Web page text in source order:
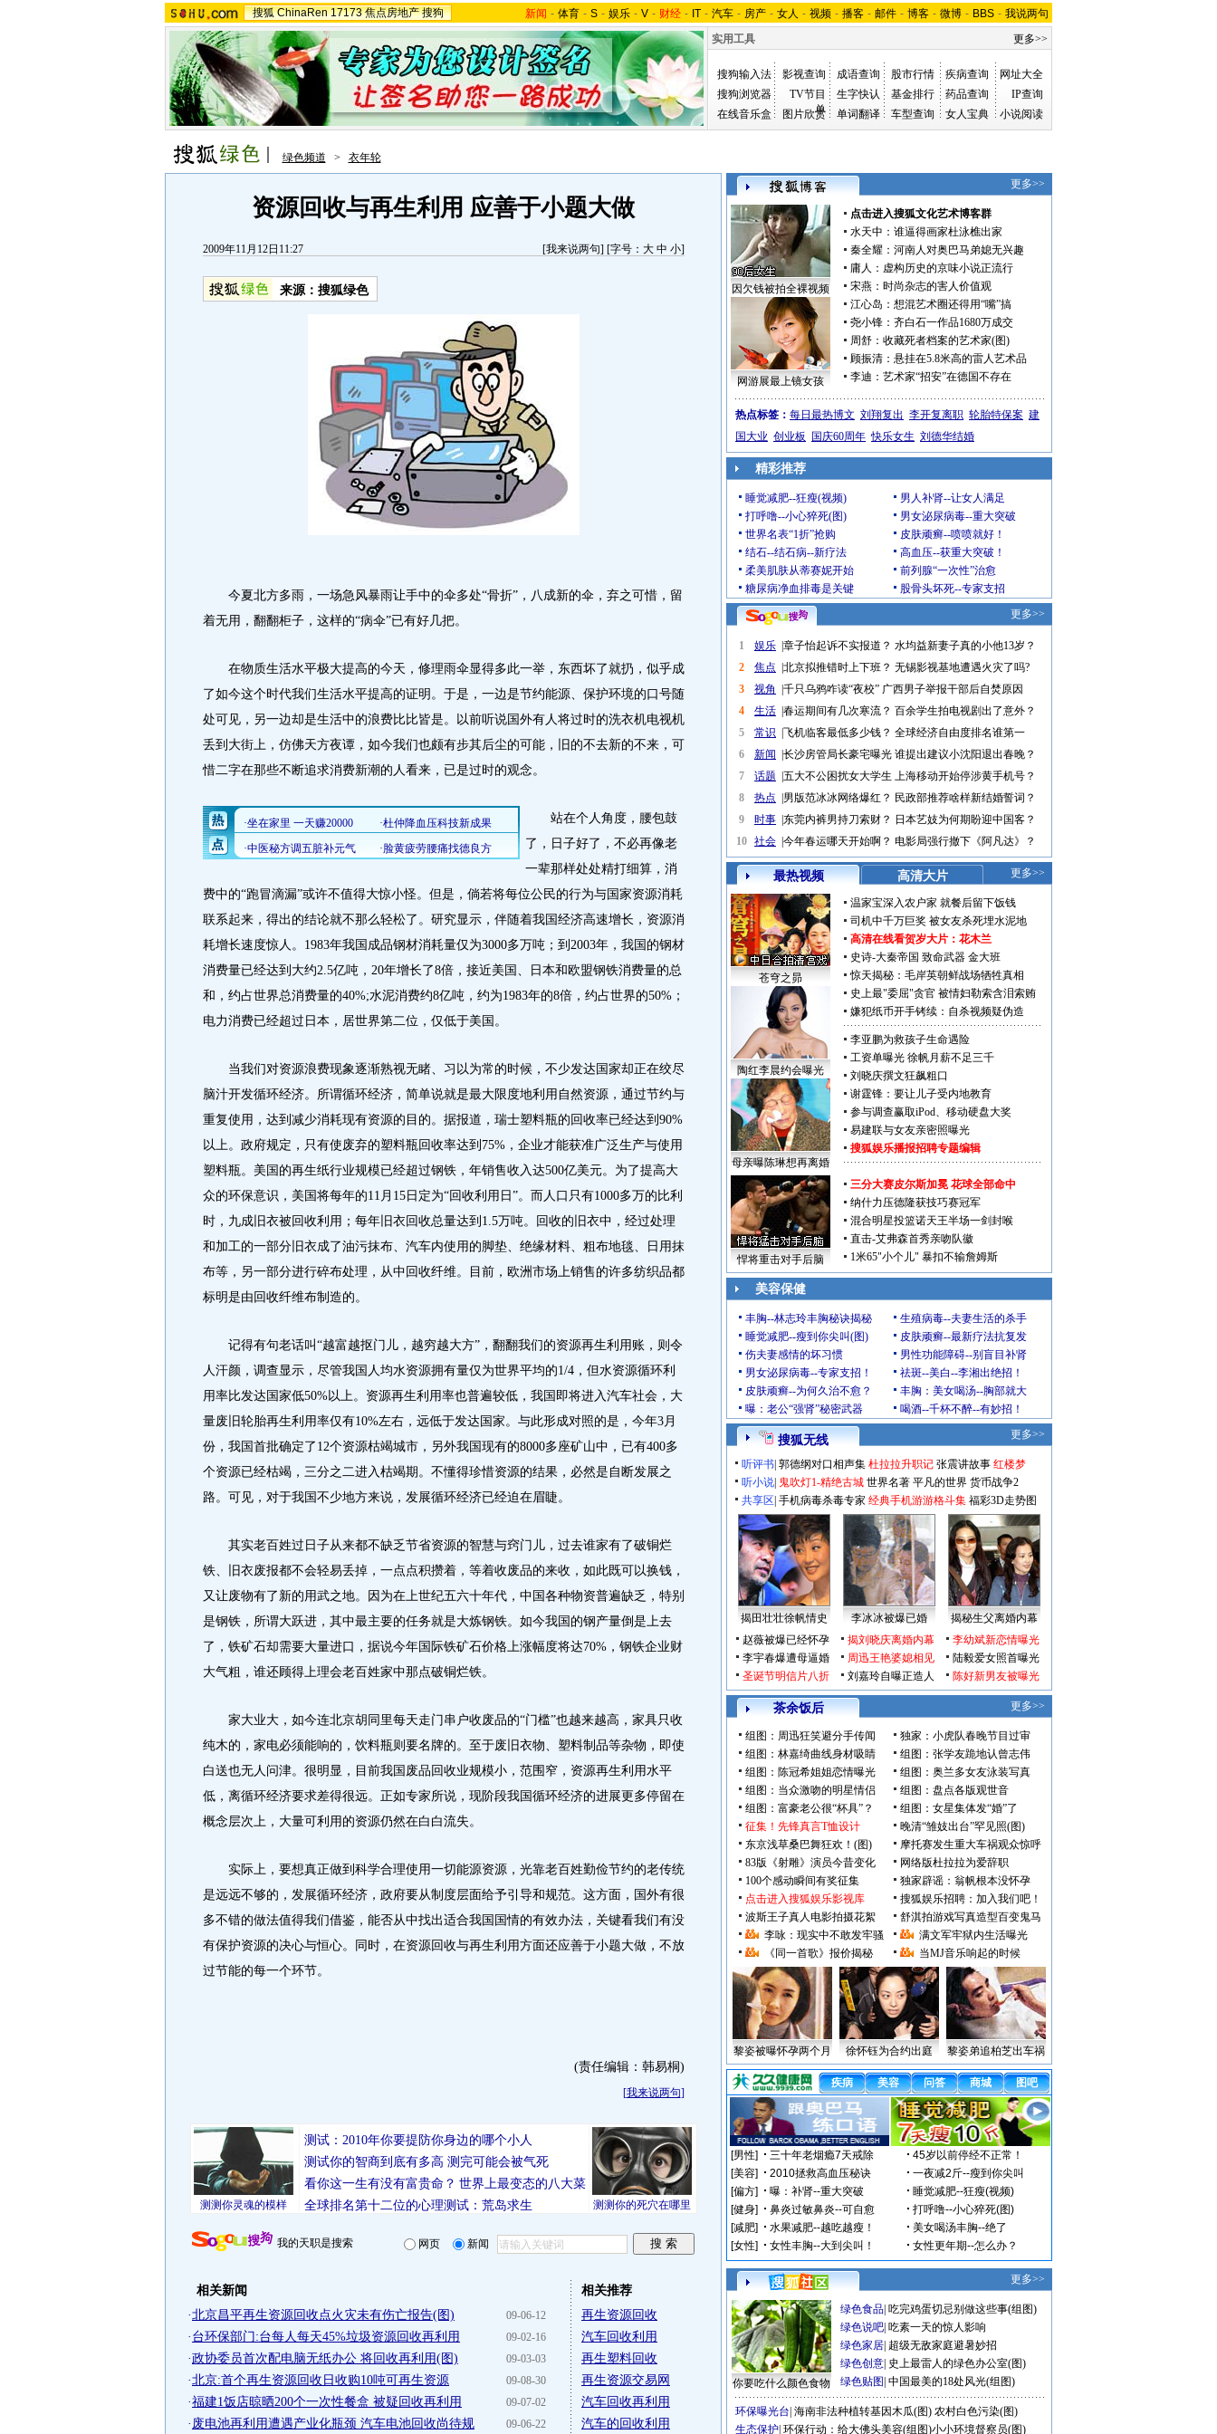
搜狐 ChinaRen 17173 焦点房地产 搜狗 新闻 - 体育 - S - 娱乐 - V - 财经 - IT - 汽车 - 房产 - 女人 - 视频 - 播客 - 邮件 - 博客 - 微博 - BBS - 我说两句
实用工具
更多>>
搜狗输入法 影视查询 成语查询 股市行情 疾病查询
网址大全
搜狗浏览器
TV节目
单
生字快认 基金排行 药品查询
IP查询
在线音乐盒
图片欣赏 单词翻译 车型查询 女人宝典 小说阅读
绿色频道 > 衣年轮
资源回收与再生利用 应善于小题大做
2009年11月12日11:27 [我来说两句] [字号： 大 中 小]
来源： 搜狐绿色
今夏北方多雨，一场急风暴雨让手中的伞多处“骨折”，八成新的伞，弃之可惜，留
着无用，翻翻柜子，这样的“病伞”已有好几把。
在物质生活水平极大提高的今天，修理雨伞显得多此一举，东西坏了就扔，似乎成
了如今这个时代我们生活水平提高的证明。于是，一边是节约能源、保护环境的口号随
处可见，另一边却是生活中的浪费比比皆是。以前听说国外有人将过时的洗衣机电视机
丢到大街上，仿佛天方夜谭，如今我们也颇有步其后尘的可能，旧的不去新的不来，可
惜二字在那些不断追求消费新潮的人看来，已是过时的观念。
站在个人角度，腰包鼓
了，日子好了，不必再像老
一辈那样处处精打细算，消
费中的“跑冒滴漏”或许不值得大惊小怪。但是，倘若将每位公民的行为与国家资源消耗
联系起来，得出的结论就不那么轻松了。研究显示，伴随着我国经济高速增长，资源消
耗增长速度惊人。1983年我国成品钢材消耗量仅为3000多万吨；到2003年，我国的钢材
消费量已经达到大约2.5亿吨，20年增长了8倍，接近美国、日本和欧盟钢铁消费量的总
和，约占世界总消费量的40%;水泥消费约8亿吨，约为1983年的8倍，约占世界的50%；
电力消费已经超过日本，居世界第二位，仅低于美国。
当我们对资源浪费现象逐渐熟视无睹、习以为常的时候，不少发达国家却正在绞尽
脑汁开发循环经济。所谓循环经济，简单说就是最大限度地利用自然资源，通过节约与
重复使用，达到减少消耗现有资源的目的。据报道，瑞士塑料瓶的回收率已经达到90%
以上。政府规定，只有使废弃的塑料瓶回收率达到75%，企业才能获准广泛生产与使用
塑料瓶。美国的再生纸行业规模已经超过钢铁，年销售收入达500亿美元。为了提高大
众的环保意识，美国将每年的11月15日定为“回收利用日”。而人口只有1000多万的比利
时，九成旧衣被回收利用；每年旧衣回收总量达到1.5万吨。回收的旧衣中，经过处理
和加工的一部分旧衣成了油污抹布、汽车内使用的脚垫、绝缘材料、粗布地毯、日用抹
布等，另一部分进行碎布处理，从中回收纤维。目前，欧洲市场上销售的许多纺织品都
标明是由回收纤维布制造的。
记得有句老话叫“越富越抠门儿，越穷越大方”，翻翻我们的资源再生利用账，则令
人汗颜，调查显示，尽管我国人均水资源拥有量仅为世界平均的1/4，但水资源循环利
用率比发达国家低50%以上。资源再生利用率也普遍较低，我国即将进入汽车社会，大
量废旧轮胎再生利用率仅有10%左右，远低于发达国家。与此形成对照的是，今年3月
份，我国首批确定了12个资源枯竭城市，另外我国现有的8000多座矿山中，已有400多
个资源已经枯竭，三分之二进入枯竭期。不懂得珍惜资源的结果，必然是自断发展之
路。可见，对于我国不少地方来说，发展循环经济已经迫在眉睫。
其实老百姓过日子从来都不缺乏节省资源的智慧与窍门儿，过去谁家有了破铜烂
铁、旧衣废报都不会轻易丢掉，一点点积攒着，等着收废品的来收，如此既可以换钱，
又让废物有了新的用武之地。因为在上世纪五六十年代，中国各种物资普遍缺乏，特别
是钢铁，所谓大跃进，其中最主要的任务就是大炼钢铁。如今我国的钢产量倒是上去
了，铁矿石却需要大量进口，据说今年国际铁矿石价格上涨幅度将达70%，钢铁企业财
大气粗，谁还顾得上理会老百姓家中那点破铜烂铁。
家大业大，如今连北京胡同里每天走门串户收废品的“门槛”也越来越高，家具只收
纯木的，家电必须能响的，饮料瓶则要名牌的。至于废旧衣物、塑料制品等杂物，即使
白送也无人问津。很明显，目前我国废品回收业规模小，范围窄，资源再生利用水平
低，离循环经济要求差得很远。正如专家所说，现阶段我国循环经济的进展更多停留在
概念层次上，大量可利用的资源仍然在白白流失。
实际上，要想真正做到科学合理使用一切能源资源，光靠老百姓勤俭节约的老传统
是远远不够的，发展循环经济，政府要从制度层面给予引导和规范。这方面，国外有很
多不错的做法值得我们借鉴，能否从中找出适合我国国情的有效办法，关键看我们有没
有保护资源的决心与恒心。同时，在资源回收与再生利用方面还应善于小题大做，不放
过节能的每一个环节。
(责任编辑：韩易桐)
[我来说两句]
测测你灵魂的模样
测试：2010年你要提防你身边的哪个小人
测试你的智商到底有多高 测完可能会被气死
看你这一生有没有富贵命？ 世界上最变态的八大菜
全球排名第十二位的心理测试：荒岛求生
测测你的死穴在哪里
我的天职是搜索 网页 新闻
相关新闻
09-06-12
·北京昌平再生资源回收点火灾未有伤亡报告(图)
09-02-16
· 台环保部门:台每人每天45%垃圾资源回收再利用
09-03-03
·政协委员首次配电脑无纸办公 将回收再利用(图)
09-08-30
·北京:首个再生资源回收日收购10吨可再生资源
09-07-02
·福建1饭店晾晒200个一次性餐盒 被疑回收再利用
09-06-22
· 废电池再利用遭遇产业化瓶颈 汽车电池回收尚待规
相关推荐
再生资源回收
汽车回收利用
再生塑料回收
再生资源交易网
汽车回收再利用
汽车的回收利用
更多>>
因欠钱被拍全裸视频
网游展最上镜女孩
点击进入搜狐文化艺术博客群
水天中 ： 谁逼得画家杜泳樵出家
秦全耀 ： 河南人对奥巴马弟媳无兴趣
庸人 ： 虚构历史的京味小说正流行
宋燕 ： 时尚杂志的害人价值观
江心岛 ： 想混艺术圈还得用“嘴”搞
尧小锋 ： 齐白石一作品1680万成交
周舒 ： 收藏死者档案的艺术家(图)
顾振清 ： 悬挂在5.8米高的雷人艺术品
李迪 ： 艺术家“招安”在德国不存在
热点标签： 每日最热博文 刘翔复出 李开复离职 轮胎特保案 建
国大业 创业板 国庆60周年 快乐女生 刘德华结婚
精彩推荐
睡觉减肥--狂瘦(视频)
男人补肾--让女人满足
打呼噜--小心猝死(图)
男女泌尿病毒--重大突破
世界名表“1折”抢购
皮肤顽癣--喷喷就好！
结石--结石病--新疗法
高血压--获重大突破！
柔美肌肤从蒂赛妮开始
前列腺“一次性”治愈
糖尿病净血排毒是关键
股骨头坏死--专家支招
更多>>
1 娱乐 章子怡起诉不实报道？ 水均益新妻子真的小他13岁？
2
焦点 北京拟推错时上下班？ 无锡影视基地遭遇火灾了吗?
3
视角 千只乌鸦咋读“夜校” 广西男子举报干部后自焚原因
4
生活 春运期间有几次寒流？ 百余学生拍电视剧出了意外？
5
常识 飞机临客最低多少钱？ 全球经济自由度排名谁第一
6
新闻 长沙房管局长豪宅曝光 谁提出建议小沈阳退出春晚？
7
话题 五大不公困扰女大学生 上海移动开始停涉黄手机号？
8
热点 男版范冰冰网络爆红？ 民政部推荐啥样新结婚誓词？
9
时事 东莞内裤男持刀索财？ 日本艺妓为何期盼迎中国客？
10 社会 今年春运哪天开始啊？ 电影局强行撤下《阿凡达》？
最热视频 高清大片 更多>>
苍穹之昴
陶红李晨约会曝光
母亲曝陈琳想再离婚
温家宝深入农户家 就餐后留下饭钱
司机中千万巨奖 被女友杀死埋水泥地
高清在线看贺岁大片： 花木兰
史诗-大秦帝国 致命武器 金大班
惊天揭秘：毛岸英朝鲜战场牺牲真相
史上最"委屈"贪官 被情妇勒索含泪索贿
嫌犯纸币开手铐续：自杀视频疑伪造
李亚鹏为救孩子生命遇险
工资单曝光 徐帆月薪不足三千
刘晓庆撰文狂飙粗口
谢霆锋：要让儿子受内地教育
参与调查赢取iPod、移动硬盘大奖
易建联与女友亲密照曝光
搜狐娱乐播报招聘专题编辑
悍将重击对手后脑
三分大赛皮尔斯加冕 花球全部命中
纳什力压德隆获技巧赛冠军
混合明星投篮诺天王半场一剑封喉
直击-艾弗森首秀亲吻队徽
1米65"小个儿" 暴扣不输詹姆斯
美容保健
丰胸--林志玲丰胸秘诀揭秘
生殖病毒--夫妻生活的杀手
睡觉减肥--瘦到你尖叫(图)
皮肤顽癣--最新疗法抗复发
伤夫妻感情的坏习惯
男性功能障碍--别盲目补肾
男女泌尿病毒--专家支招！
祛斑--美白--李湘出绝招！
皮肤顽癣--为何久治不愈？
丰胸：美女喝汤--胸部就大
曝：老公“强肾”秘密武器
喝酒--千杯不醉--有妙招！
搜狐无线 更多>>
听评书 郭德纲对口相声集 杜拉拉升职记 张震讲故事 红楼梦
听小说 鬼吹灯1-精绝古城 世界名著 平凡的世界 货币战争2
共享区 手机病毒杀毒专家 经典手机游游格斗集 福彩3D走势图
揭田壮壮徐帆情史 李冰冰被爆已婚
揭秘生父离婚内幕
赵薇被爆已经怀孕
揭刘晓庆离婚内幕
李幼斌新恋情曝光
李宇春爆遭母逼婚
周迅王艳婆媳相见
陆毅爱女照首曝光
圣诞节明信片八折
刘嘉玲自曝正造人 陈好新男友被曝光
茶余饭后 更多>>
组图：周迅狂笑避分手传闻
独家：小虎队春晚节目过审
组图：林嘉绮曲线身材吸睛
组图：张学友跪地认曾志伟
组图：陈冠希姐姐恋情曝光
组图：奥兰多女友泳装写真
组图：当众激吻的明星情侣
组图：盘点各版观世音
组图：富豪老公很“杯具”？
组图：女星集体发“婚”了
征集！先锋真言T恤设计
晚清“雏妓出台”罕见照(图)
东京浅草桑巴舞狂欢！(图)
摩托赛发生重大车祸观众惊呼
83版《射雕》演员今昔变化
网络版杜拉拉为爱辞职
100个感动瞬间有奖征集
独家辟谣：翁帆根本没怀孕
点击进入搜狐娱乐影视库
搜狐娱乐招聘：加入我们吧！
波斯王子真人电影拍摄花絮
舒淇拍游戏写真造型百变鬼马
李咏：现实中不敢发牢骚
满文军牢狱内生活曝光
《同一首歌》报价揭秘
当MJ音乐响起的时候
黎姿被曝怀孕两个月 徐怀钰为合约出庭 黎姿弟追柏芝出车祸
更多>>
你要吃什么颜色食物
绿色食品 吃完鸡蛋切忌别做这些事(组图)
绿色说吧 吃素一天的惊人影响
绿色家居 超级无敌家庭避暑妙招
绿色创意 史上最雷人的绿色办公室(图)
绿色贴图 中国最美的18处风光(组图)
环保曝光台 海南非法种植转基因木瓜(图) 农村白色污染(图)
生态保护 环保行动：给大佛头美容(组图)小小环境督察员(图)